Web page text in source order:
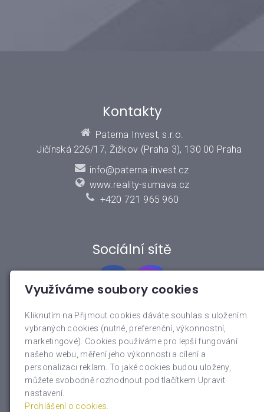
Kontakty
Paterna Invest, s.r.o.
Jičínská 226/17, Žižkov (Praha 3), 130 00 Praha
info@paterna-invest.cz
www.reality-sumava.cz
+420 721 965 960
Sociální sítě
Rychlé menu
O nás
Nemovitosti
Využíváme soubory cookies
Kliknutím na Přijmout cookies dáváte souhlas s uložením
vybraných cookies (nutné, preferenční, výkonnostní,
marketingové). Cookies používáme pro lepší fungování
našeho webu, měření jeho výkonnosti a cílení a
personalizaci reklam. To jaké cookies budou uloženy,
můžete svobodně rozhodnout pod tlačítkem Upravit
nastavení.
Prohlášení o cookies.